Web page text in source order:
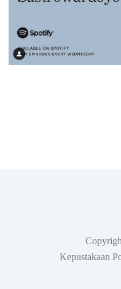
Kepustakaan